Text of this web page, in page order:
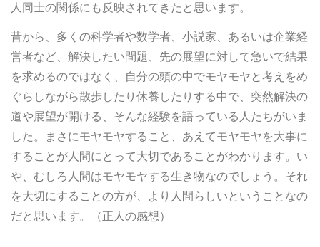
人同士の関係にも反映されてきたと思います。
昔から、多くの科学者や数学者、小説家、あるいは企業経
営者など、解決したい問題、先の展望に対して急いで結果
を求めるのではなく、自分の頭の中でモヤモヤと考えをめ
ぐらしながら散歩したり休養したりする中で、突然解決の
道や展望が開ける、そんな経験を語っている人たちがいま
した。まさにモヤモヤすること、あえてモヤモヤを大事に
することが人間にとって大切であることがわかります。い
や、むしろ人間はモヤモヤする生き物なのでしょう。それ
を大切にすることの方が、より人間らしいということなの
だと思います。（正人の感想）